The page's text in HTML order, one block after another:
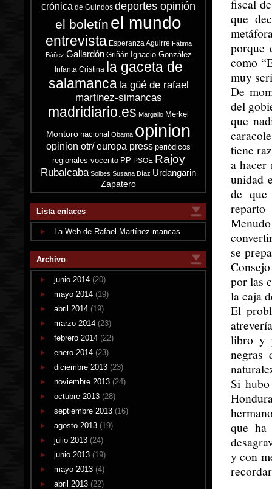
crónica de Guindos deportes opinión
el boletín el mundo
entrevista Esperanza Aguirre Fátima
Báñez Gallardón Griñán Ignacio González
Infanta Cristina la gaceta de
salamanca la güé de rafael
martinez-simancas
madridiario.es Margallo Merkel
Montoro nacional Obama opinion
opinion otr/ europa press periódicos
regionales vocento PP PSOE Rajoy
Rubalcaba Solbes Susana Díaz Urdangarin
Zapatero
Lista enlaces
La Web de Rafael Martínez-mancas
Archivo
junio 2014 (20)
mayo 2014 (19)
abril 2014 (19)
marzo 2014 (23)
febrero 2014 (22)
enero 2014 (23)
diciembre 2013 (23)
noviembre 2013 (24)
octubre 2013 (28)
septiembre 2013 (16)
agosto 2013 (19)
julio 2013 (24)
junio 2013 (19)
mayo 2013 (4)
abril 2013 (22)
fiscal
que
porque
como
muy
De
del
que
tiene
a hacer
unidad
de que
reparto
se
por las
la caja
El
libro y
negras
Si
que
y con